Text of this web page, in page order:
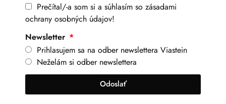
Prečítal/-a som si a súhlasím so zásadami
ochrany osobných údajov!
Newsletter
Prihlasujem sa na odber newslettera Viastein
Neželám si odber newslettera
Odoslať